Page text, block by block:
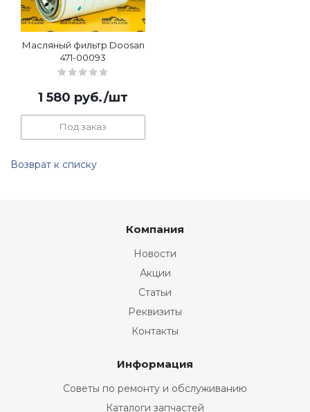
Масляный фильтр Doosan
471-00093
1 580 руб./шт
Под заказ
Возврат к списку
Компания
Новости
Акции
Статьи
Реквизиты
Контакты
Информация
Советы по ремонту и обслуживанию
Каталоги запчастей